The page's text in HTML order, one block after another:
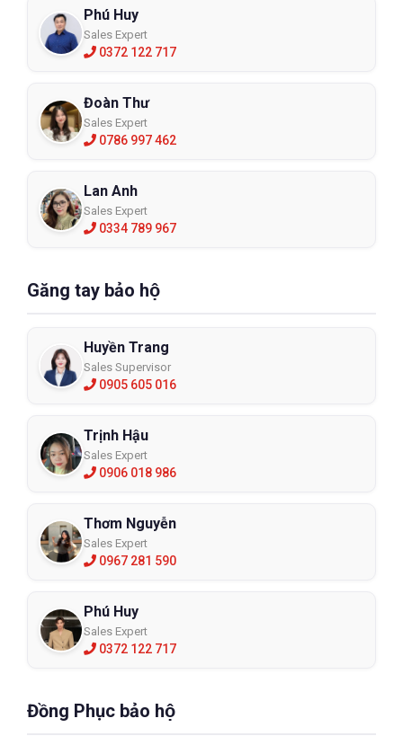
Phú Huy
Sales Expert
0372 122 717
Đoàn Thư
Sales Expert
0786 997 462
Lan Anh
Sales Expert
0334 789 967
Găng tay bảo hộ
Huyền Trang
Sales Supervisor
0905 605 016
Trịnh Hậu
Sales Expert
0906 018 986
Thơm Nguyễn
Sales Expert
0967 281 590
Phú Huy
Sales Expert
0372 122 717
Đồng Phục bảo hộ